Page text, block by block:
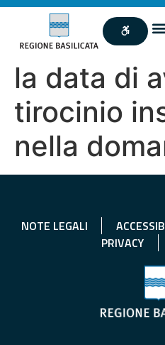
la data di
tirocinio
nella
NOTE LEGALI
PRIVACY